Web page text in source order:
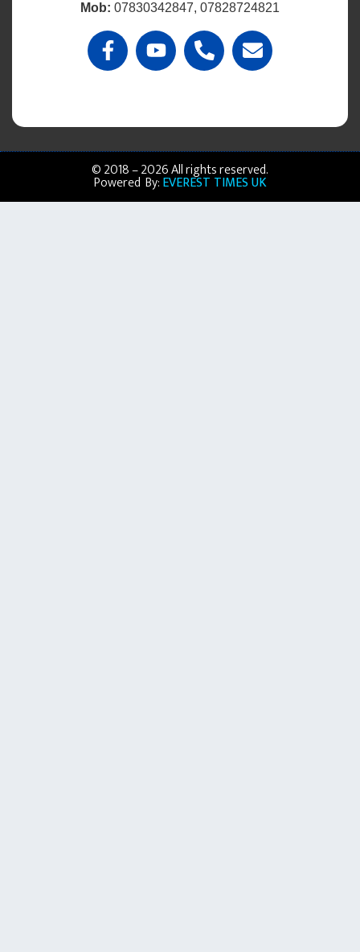
Mob: 07830342847, 07828724821
© 2018 – 2026 All rights reserved.
Powered By:EVEREST TIMES UK